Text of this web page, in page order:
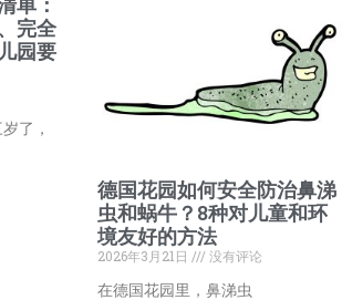
单：
完全
园要
了，
德国花园如何安全防治鼻涕
虫和蜗牛？8种对儿童和环
境友好的方法
2026年3月21日
没有评论
在德国花园里，鼻涕虫